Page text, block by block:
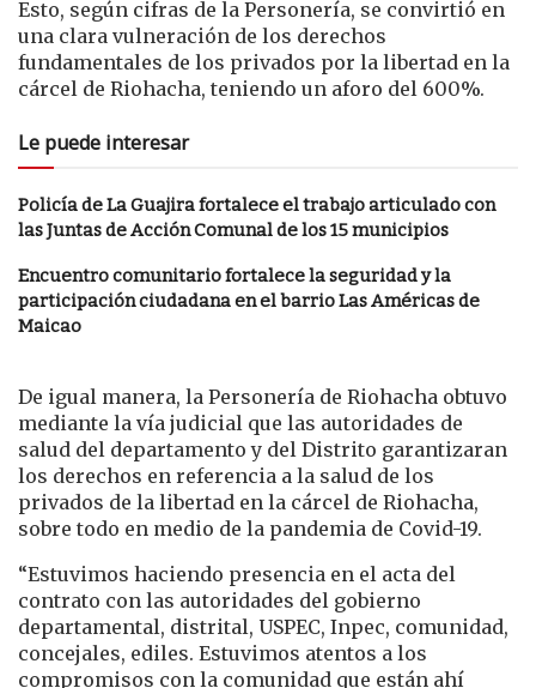
Esto, según cifras de la Personería, se convirtió en
una clara vulneración de los derechos
fundamentales de los privados por la libertad en la
cárcel de Riohacha, teniendo un aforo del 600%.
Le puede interesar
Policía de La Guajira fortalece el trabajo articulado con
las Juntas de Acción Comunal de los 15 municipios
Encuentro comunitario fortalece la seguridad y la
participación ciudadana en el barrio Las Américas de
Maicao
De igual manera, la Personería de Riohacha obtuvo
mediante la vía judicial que las autoridades de
salud del departamento y del Distrito garantizaran
los derechos en referencia a la salud de los
privados de la libertad en la cárcel de Riohacha,
sobre todo en medio de la pandemia de Covid-19.
“Estuvimos haciendo presencia en el acta del
contrato con las autoridades del gobierno
departamental, distrital, USPEC, Inpec, comunidad,
concejales, ediles. Estuvimos atentos a los
compromisos con la comunidad que están ahí